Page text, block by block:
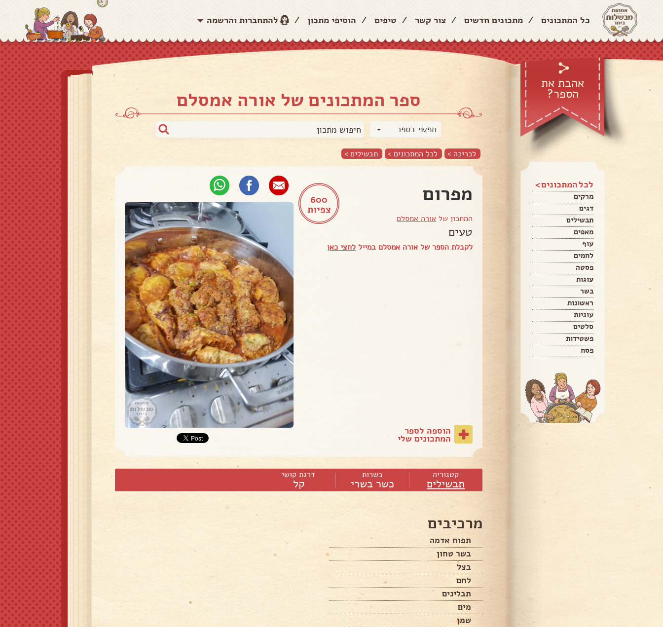
כל המתכונים / מתכונים חדשים / צור קשר / טיפים / הוסיפי מתכון / להתחברות והרשמה
אהבת את
הספר?
לכל המתכונים >
מרקים
דגים
תבשילים
מאפים
עוף
לחמים
פסטה
עוגות
בשר
ראשונות
עוגיות
סלטים
פשטידות
פסח
ספר המתכונים של אורה אמסלם
חפשי בספר
לכריכה > לכל המתכונים > תבשילים >
600
צפיות
מפרום
המתכון של אורה אמסלם
טעים
לקבלת הספר של אורה אמסלם במייל לחצי כאן
הוספה לספר
המתכונים שלי
קטגוריה
תבשילים
כשרות
כשר בשרי
דרגת קושי
קל
מרכיבים
תפוח אדמה
בשר טחון
בצל
לחם
תבלינים
מים
שמן